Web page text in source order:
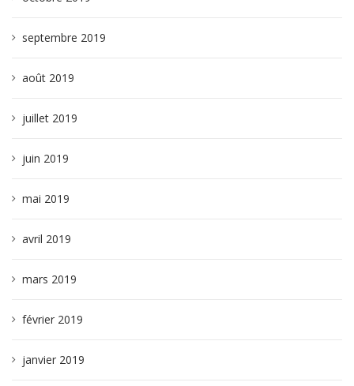
septembre 2019
août 2019
juillet 2019
juin 2019
mai 2019
avril 2019
mars 2019
février 2019
janvier 2019